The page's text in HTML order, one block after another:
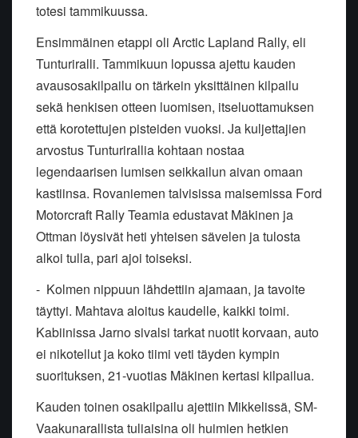
totesi tammikuussa.
Ensimmäinen etappi oli Arctic Lapland Rally, eli
Tunturiralli. Tammikuun lopussa ajettu kauden
avausosakilpailu on tärkein yksittäinen kilpailu
sekä henkisen otteen luomisen, itseluottamuksen
että korotettujen pisteiden vuoksi. Ja kuljettajien
arvostus Tunturirallia kohtaan nostaa
legendaarisen lumisen seikkailun aivan omaan
kastiinsa. Rovaniemen talvisissa maisemissa Ford
Motorcraft Rally Teamia edustavat Mäkinen ja
Ottman löysivät heti yhteisen sävelen ja tulosta
alkoi tulla, pari ajoi toiseksi.
- Kolmen nippuun lähdettiin ajamaan, ja tavoite
täyttyi. Mahtava aloitus kaudelle, kaikki toimi.
Kabiinissa Jarno sivalsi tarkat nuotit korvaan, auto
ei nikotellut ja koko tiimi veti täyden kympin
suorituksen, 21-vuotias Mäkinen kertasi kilpailua.
Kauden toinen osakilpailu ajettiin Mikkelissä, SM-
Vaakunarallista tuliaisina oli huimien hetkien